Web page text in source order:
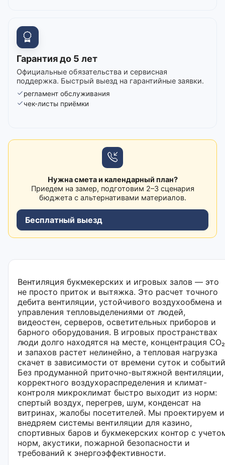
Гарантия до 5 лет
Официальные обязательства и сервисная
поддержка. Быстрый выезд на гарантийные заявки.
регламент обслуживания
чек-листы приёмки
Нужна смета и календарный план?
Приедем на замер, подготовим 2–3 сценария
бюджета с альтернативами материалов.
Бесплатный выезд
Вентиляция букмекерских и игровых залов — это
не просто приток и вытяжка. Это расчет точного
дебита вентиляции, устойчивого воздухообмена и
управления тепловыделениями от людей,
видеостен, серверов, осветительных приборов и
барного оборудования. В игровых пространствах
люди долго находятся на месте, концентрация CO₂
и запахов растет нелинейно, а тепловая нагрузка
скачет в зависимости от времени суток и
Без продуманной приточно-вытяжной вентиляции,
корректного воздухораспределения и климат-
контроля микроклимат быстро выходит из норм:
спертый воздух, перегрев, шум, конденсат на
витринах, жалобы посетителей. Мы проектируем и
внедряем системы вентиляции для казино,
спортивных баров и букмекерских контор с
норм, акустики, пожарной безопасности и
требований к энергоэффективности.